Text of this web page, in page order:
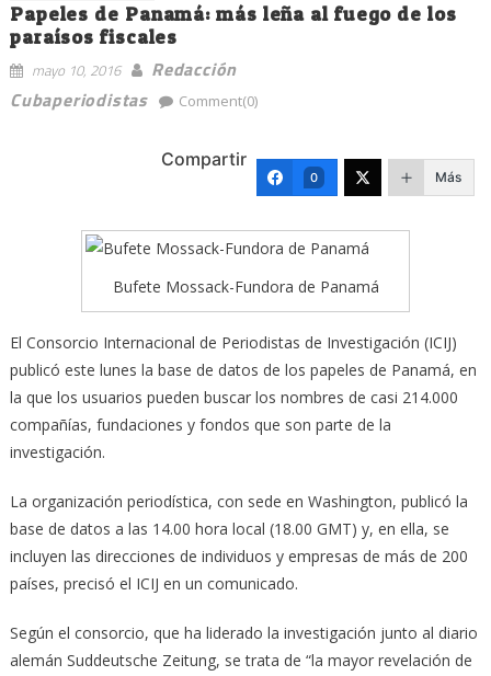
Papeles de Panamá: más leña al fuego de los
paraísos fiscales
mayo 10, 2016
Redacción
Cubaperiodistas
Comment(0)
Compartir
0 Más
Bufete Mossack-Fundora de Panamá
El Consorcio Internacional de Periodistas de Investigación (ICIJ)
publicó este lunes la base de datos de los papeles de Panamá, en
la que los usuarios pueden buscar los nombres de casi 214.000
compañías, fundaciones y fondos que son parte de la
investigación.
La organización periodística, con sede en Washington, publicó la
base de datos a las 14.00 hora local (18.00 GMT) y, en ella, se
incluyen las direcciones de individuos y empresas de más de 200
países, precisó el ICIJ en un comunicado.
Según el consorcio, que ha liderado la investigación junto al diario
alemán Suddeutsche Zeitung, se trata de “la mayor revelación de